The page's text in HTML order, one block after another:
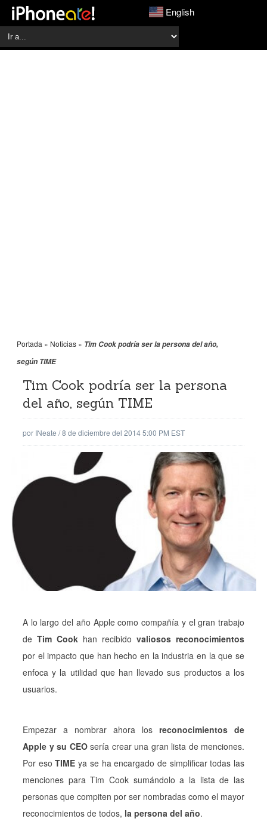
English
Portada » Noticias » Tim Cook podría ser la persona del año,
según TIME
Tim Cook podría ser la persona
del año, según TIME
por INeate /8 de diciembre del 2014 5:00 PM EST
A lo largo del año Apple como compañía y el gran trabajo
de Tim Cook han recibido valiosos reconocimientos
por el impacto que han hecho en la industria en la que se
enfoca y la utilidad que han llevado sus productos a los
usuarios.
Empezar a nombrar ahora los reconocimientos de
Apple y su CEOsería crear una gran lista de menciones.
Por esoTIME ya se ha encargado de simplificar todas las
menciones para Tim Cook sumándolo a la lista de las
personas que compiten por ser nombradas como el mayor
reconocimientos de todos, la persona del año.